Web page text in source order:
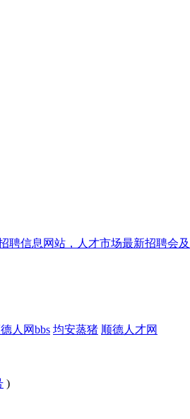
信息网站，人才市场最新招聘会
人网bbs 均安蒸猪 顺德人才网
)